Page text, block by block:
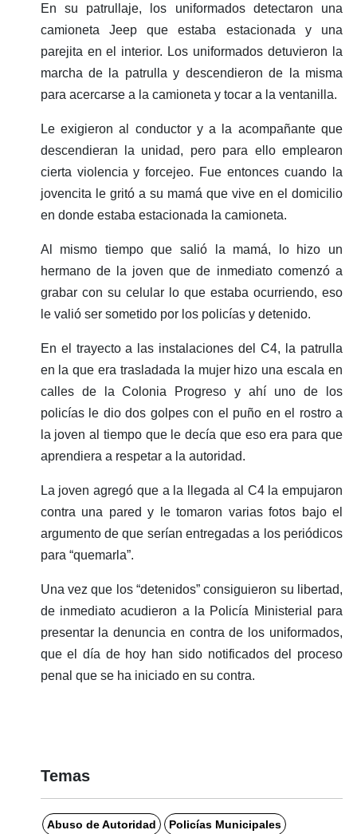
En su patrullaje, los uniformados detectaron una
camioneta Jeep que estaba estacionada y una
parejita en el interior. Los uniformados detuvieron la
marcha de la patrulla y descendieron de la misma
para acercarse a la camioneta y tocar a la ventanilla.
Le exigieron al conductor y a la acompañante que
descendieran la unidad, pero para ello emplearon
cierta violencia y forcejeo. Fue entonces cuando la
jovencita le gritó a su mamá que vive en el domicilio
en donde estaba estacionada la camioneta.
Al mismo tiempo que salió la mamá, lo hizo un
hermano de la joven que de inmediato comenzó a
grabar con su celular lo que estaba ocurriendo, eso
le valió ser sometido por los policías y detenido.
En el trayecto a las instalaciones del C4, la patrulla
en la que era trasladada la mujer hizo una escala en
calles de la Colonia Progreso y ahí uno de los
policías le dio dos golpes con el puño en el rostro a
la joven al tiempo que le decía que eso era para que
aprendiera a respetar a la autoridad.
La joven agregó que a la llegada al C4 la empujaron
contra una pared y le tomaron varias fotos bajo el
argumento de que serían entregadas a los periódicos
para “quemarla”.
Una vez que los “detenidos” consiguieron su libertad,
de inmediato acudieron a la Policía Ministerial para
presentar la denuncia en contra de los uniformados,
que el día de hoy han sido notificados del proceso
penal que se ha iniciado en su contra.
Temas
Abuso de Autoridad Policías Municipales